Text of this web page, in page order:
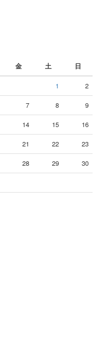
金 土 日
1 2
7 8 9
14 15 16
21 22 23
28 29 30